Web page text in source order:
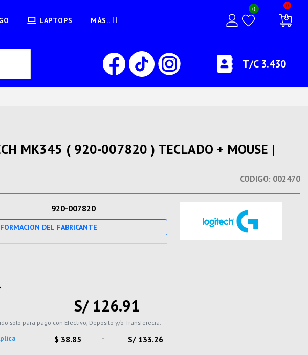
LAPTOPS MÁS..
0
0
T/C 3.430
MK345 ( 920-007820 ) TECLADO + MOUSE |
CODIGO: 002470
920-007820
DEL FABRICANTE
S/ 126.91
solo para pago con Efectivo, Deposito y/o Transferecia.
$ 38.85 - S/ 133.26